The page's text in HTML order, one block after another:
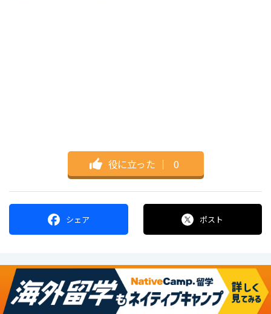
役に立った ｜ 0
シェア ポスト